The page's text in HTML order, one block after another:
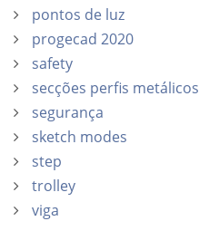
pontos de luz
progecad 2020
safety
secções perfis metálicos
segurança
sketch modes
step
trolley
viga